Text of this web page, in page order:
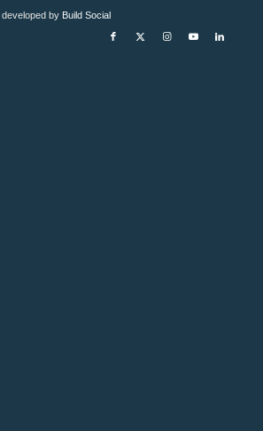
by Build Social